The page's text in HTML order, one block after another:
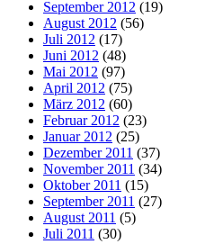
September 2012 (19)
August 2012 (56)
Juli 2012 (17)
Juni 2012 (48)
Mai 2012 (97)
April 2012 (75)
März 2012 (60)
Februar 2012 (23)
Januar 2012 (25)
Dezember 2011 (37)
November 2011 (34)
Oktober 2011 (15)
September 2011 (27)
August 2011 (5)
Juli 2011 (30)